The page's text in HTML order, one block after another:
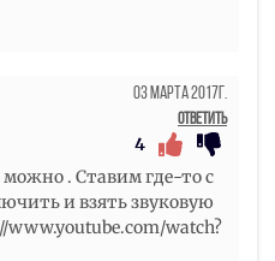
03 Марта 2017г.
Ответить
4
. Ставим где-то с
и взять звуковую
watch?